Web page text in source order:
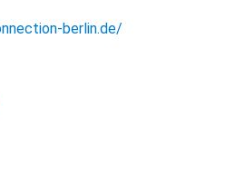
berlin.de/